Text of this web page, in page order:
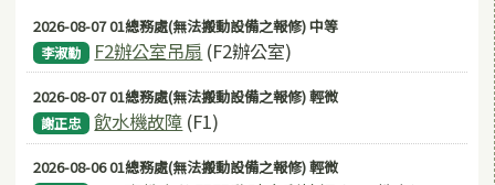
2026-08-07 01總務處(無法搬動設備之報修) 中等
李淑勤 F2辦公室吊扇 (F2辦公室)
2026-08-07 01總務處(無法搬動設備之報修) 輕微
謝正忠 飲水機故障 (F1)
2026-08-06 01總務處(無法搬動設備之報修) 輕微